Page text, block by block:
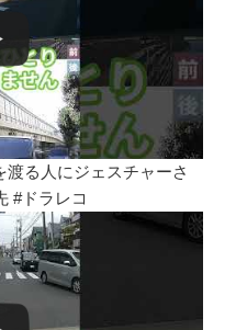
渡る人にジェスチャーさ
#ドラレコ